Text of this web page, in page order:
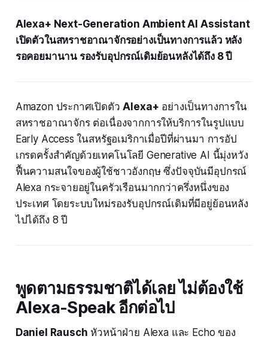
Alexa+ Next-Generation Ambient AI Assistant
เปิดตัวในสหราชอาณาจักรอย่างเป็นทางการแล้ว หลัง
รอคอยมานาน รองรับอุปกรณ์เดิมย้อนหลังได้ถึง 8 ปี
Amazon ประกาศเปิดตัวAlexa+ อย่างเป็นทางการใน
สหราชอาณาจักร ต่อเนื่องจากการให้บริการในรูปแบบ
Early Access ในสหรัฐอเมริกาเมื่อปีที่ผ่านมา การอัป
เกรดครั้งสำคัญด้วยเทคโนโลยี Generative AI นี้มุ่งหวัง
ฟื้นความสนใจของผู้ใช้ชาวอังกฤษ ซึ่งปัจจุบันมีอุปกรณ์
Alexa กระจายอยู่ในครัวเรือนมากกว่าครึ่งหนึ่งของ
ประเทศ โดยระบบใหม่รองรับอุปกรณ์เดิมที่มีอยู่ย้อนหลัง
ไปได้ถึง 8 ปี
พูดตามธรรมชาติได้เลย ไม่ต้องใช้
Alexa-Speak อีกต่อไป
Daniel Rausch หัวหน้าฝ่าย Alexa และ Echo ของ